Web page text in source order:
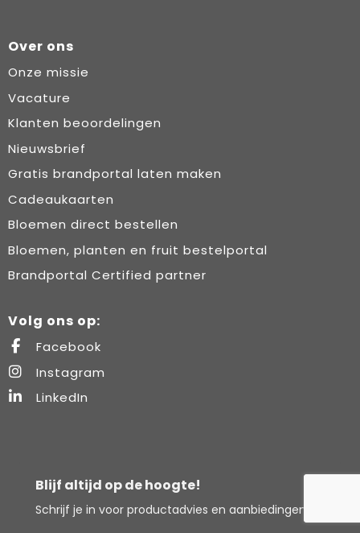
Over ons
Onze missie
Vacature
Klanten beoordelingen
Nieuwsbrief
Gratis brandportal laten maken
Cadeaukaarten
Bloemen direct bestellen
Bloemen, planten en fruit bestelportal
Brandportal Certified partner
Volg ons op:
Facebook
Instagram
LinkedIn
Blijf altijd op de hoogte!
Schrijf je in voor productadvies en aanbiedingen.